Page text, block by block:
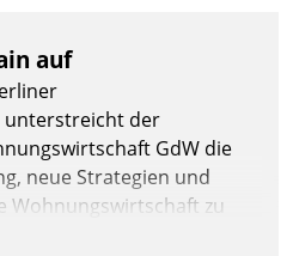
daher
Datatrain GmbH den
digitalisiert.
auf
unterstreicht der
GdW die
neue Strategien und
Wohnungswirtschaft zu